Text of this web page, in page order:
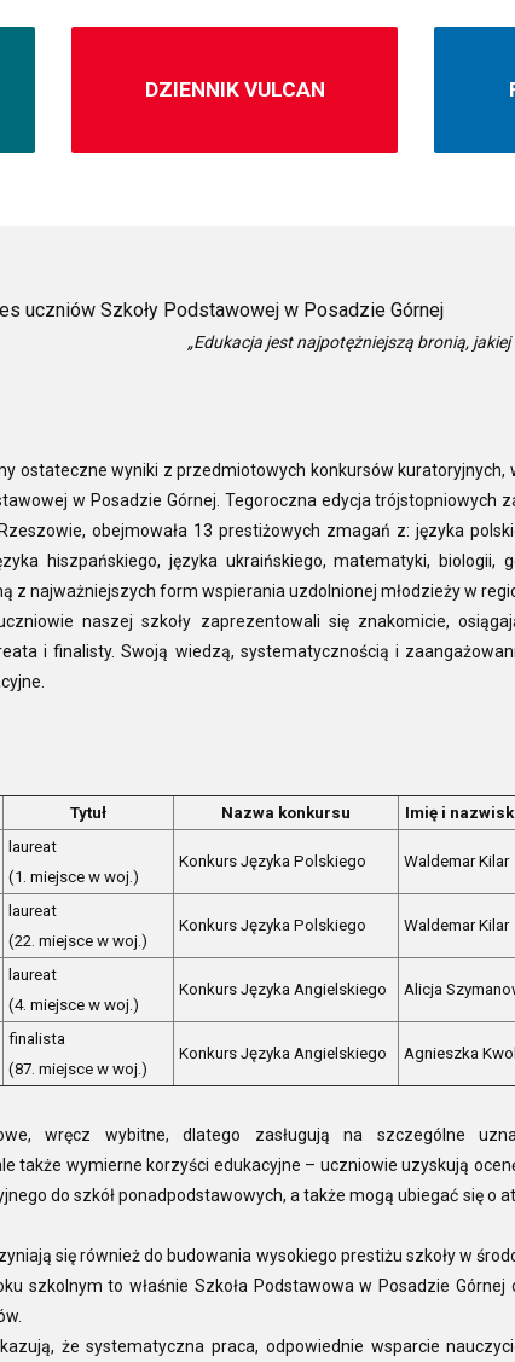
DZIENNIK VULCAN
uczniów Szkoły Podstawowej w Posadzie Górnej
„Edukacja jest najpotężniejszą bronią,
ostateczne wyniki z przedmiotowych konkursów
w Posadzie Górnej. Tegoroczna edycja trójstopniowych
obejmowała 13 prestiżowych zmagań z: języka
hiszpańskiego, języka ukraińskiego, matematyki, biologii,
z najważniejszych form wspierania uzdolnionej młodzieży w
naszej szkoły zaprezentowali się znakomicie,
i finalisty. Swoją wiedzą, systematycznością i
Tytuł Nazwa konkursu Imię i
laureat
(1. miejsce w woj.)
Konkurs Języka Polskiego Waldemar Kilar
laureat
(22. miejsce w woj.)
Konkurs Języka Polskiego Waldemar Kilar
laureat
(4. miejsce w woj.)
Konkurs Języka Angielskiego Alicja
finalista
(87. miejsce w woj.)
Konkurs Języka Angielskiego Agnieszka
wręcz wybitne, dlatego zasługują na szczególne
także wymierne korzyści edukacyjne – uczniowie uzyskują
do szkół ponadpodstawowych, a także mogą ubiegać się o
się również do budowania wysokiego prestiżu szkoły w
szkolnym to właśnie Szkoła Podstawowa w Posadzie Górnej
że systematyczna praca, odpowiednie wsparcie